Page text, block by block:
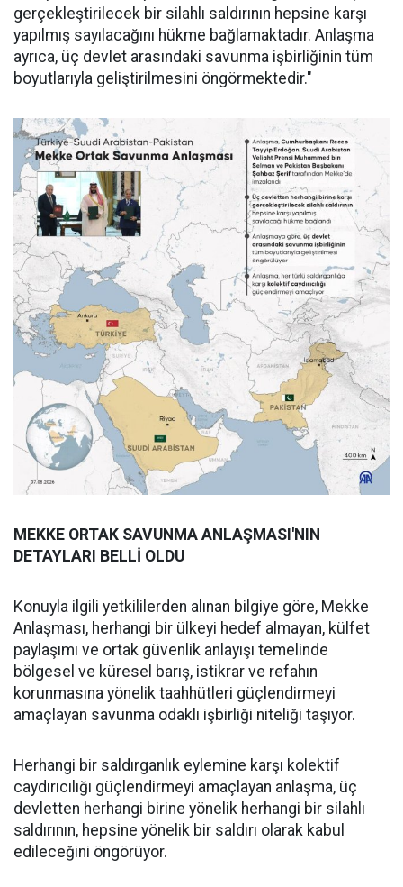
gerçekleştirilecek bir silahlı saldırının hepsine karşı
yapılmış sayılacağını hükme bağlamaktadır. Anlaşma
ayrıca, üç devlet arasındaki savunma işbirliğinin tüm
boyutlarıyla geliştirilmesini öngörmektedir."
MEKKE ORTAK SAVUNMA ANLAŞMASI'NIN
DETAYLARI BELLİ OLDU
Konuyla ilgili yetkililerden alınan bilgiye göre, Mekke
Anlaşması, herhangi bir ülkeyi hedef almayan, külfet
paylaşımı ve ortak güvenlik anlayışı temelinde
bölgesel ve küresel barış, istikrar ve refahın
korunmasına yönelik taahhütleri güçlendirmeyi
amaçlayan savunma odaklı işbirliği niteliği taşıyor.
Herhangi bir saldırganlık eylemine karşı kolektif
caydırıcılığı güçlendirmeyi amaçlayan anlaşma, üç
devletten herhangi birine yönelik herhangi bir silahlı
saldırının, hepsine yönelik bir saldırı olarak kabul
edileceğini öngörüyor.